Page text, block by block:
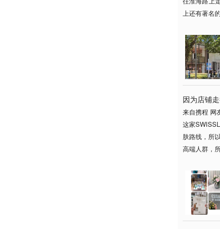
上还有著名
因为店铺
来自携程 网
这家
肤路线，所
高端人群，